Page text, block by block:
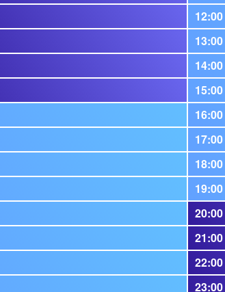
12:00
13:00
14:00
15:00
16:00
17:00
18:00
19:00
20:00
21:00
22:00
23:00